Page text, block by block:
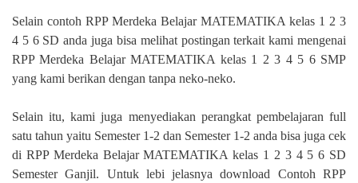
Selain contoh RPP Merdeka Belajar MATEMATIKA kelas 1 2 3
4 5 6 SD anda juga bisa melihat postingan terkait kami mengenai
RPP Merdeka Belajar MATEMATIKA kelas 1 2 3 4 5 6 SMP
yang kami berikan dengan tanpa neko-neko.
Selain itu, kami juga menyediakan perangkat pembelajaran full
satu tahun yaitu Semester 1-2 dan Semester 1-2 anda bisa juga cek
di RPP Merdeka Belajar MATEMATIKA kelas 1 2 3 4 5 6 SD
Semester Ganjil. Untuk lebi jelasnya download Contoh RPP